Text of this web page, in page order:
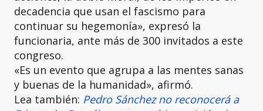
decadencia que usan el fascismo para
continuar su hegemonía», expresó la
funcionaria, ante más de 300 invitados a este
congreso.
«Es un evento que agrupa a las mentes sanas
y buenas de la humanidad», afirmó.
Lea también: Pedro Sánchez no reconocerá a